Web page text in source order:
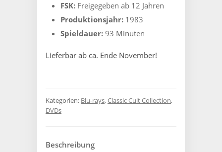
FSK: Freigegeben ab 12 Jahren
Produktionsjahr: 1983
Spieldauer: 93 Minuten
Lieferbar ab ca. Ende November!
Kategorien: Blu-rays,Classic Cult Collection,
DVDs
Beschreibung